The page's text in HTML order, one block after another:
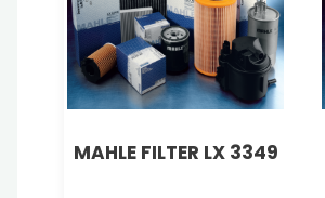
MAHLE FILTER LX 3349